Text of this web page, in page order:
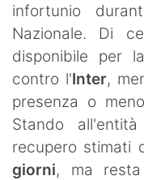
infortunio
Nazionale. Di
disponibile per
contro l'Inter,
presenza o
Stando
recupero stimati
giorni, ma